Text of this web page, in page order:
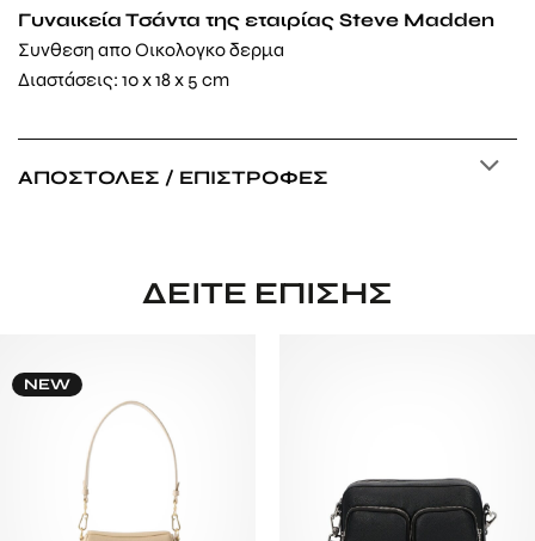
Γυναικεία Τσάντα της εταιρίας Steve Madden
Συνθεση απο Οικολογκο δερμα
Διαστάσεις: 10 x 18 x 5 cm
ΑΠΟΣΤΟΛΈΣ / ΕΠΙΣΤΡΟΦΈΣ
ΔΕΊΤΕ ΕΠΊΣΗΣ
NEW